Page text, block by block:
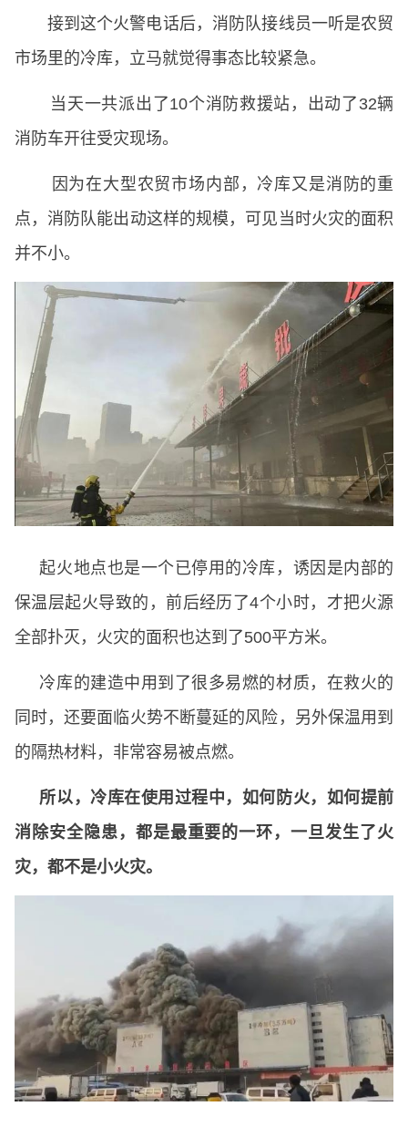
接到这个火警电话后，消防队接线员一听是农贸
市场里的冷库，立马就觉得事态比较紧急。
当天一共派出了10个消防救援站，出动了32辆
消防车开往受灾现场。
因为在大型农贸市场内部，冷库又是消防的重
点，消防队能出动这样的规模，可见当时火灾的面积
并不小。
起火地点也是一个已停用的冷库，诱因是内部的
保温层起火导致的，前后经历了4个小时，才把火源
全部扑灭，火灾的面积也达到了500平方米。
冷库的建造中用到了很多易燃的材质，在救火的
同时，还要面临火势不断蔓延的风险，另外保温用到
的隔热材料，非常容易被点燃。
所以，冷库在使用过程中，如何防火，如何提前
消除安全隐患，都是最重要的一环，一旦发生了火
灾，都不是小火灾。